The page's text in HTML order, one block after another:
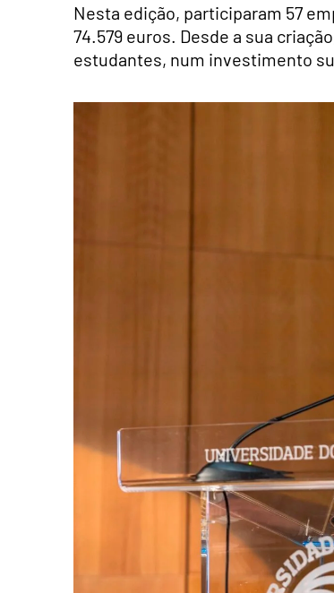
Nesta edição, participaram 57
74.579 euros. Desde a sua
estudantes, num investimento